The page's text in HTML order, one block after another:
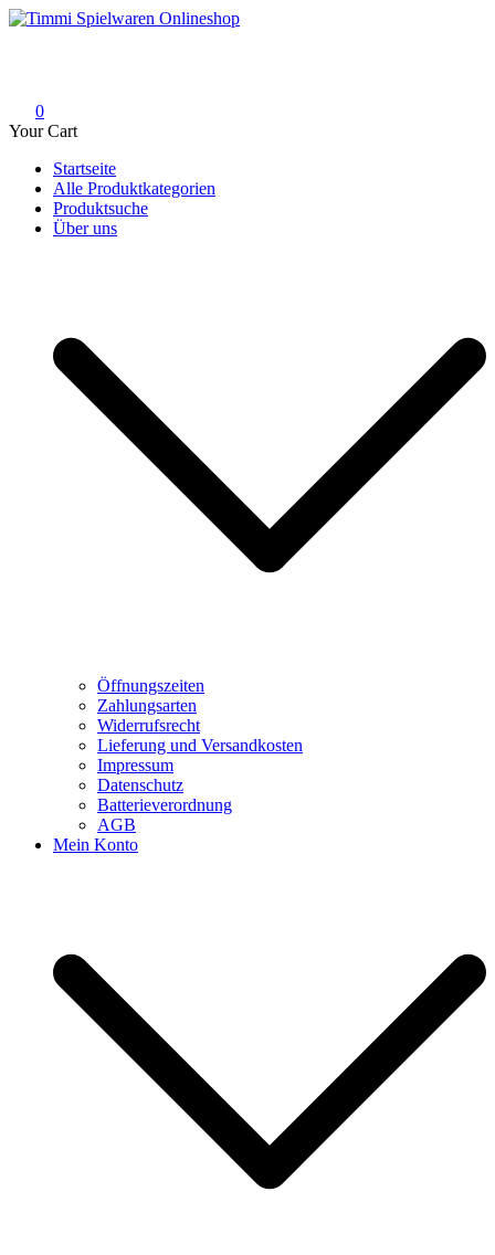
Skip
0
Your Cart
Startseite
Alle Produktkategorien
Produktsuche
Über uns
Öffnungszeiten
Zahlungsarten
Widerrufsrecht
Lieferung und Versandkosten
Impressum
Datenschutz
Batterieverordnung
AGB
Mein Konto